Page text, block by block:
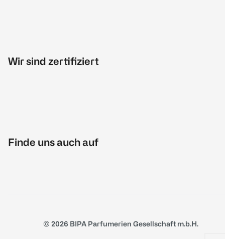
Wir sind zertifiziert
Finde uns auch auf
© 2026 BIPA Parfumerien Gesellschaft m.b.H.